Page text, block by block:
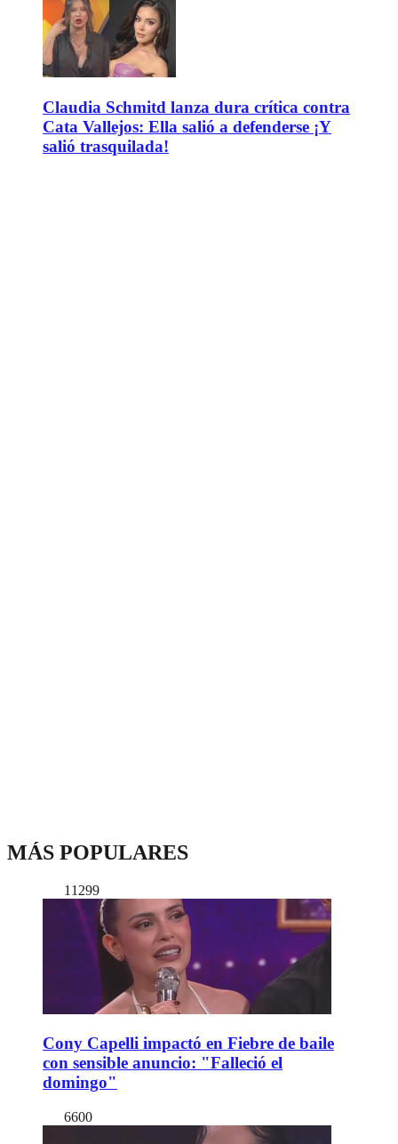
Claudia Schmitd lanza dura crítica contra
Cata Vallejos: Ella salió a defenderse ¡Y
salió trasquilada!
MÁS POPULARES
11299
Cony Capelli impactó en Fiebre de baile
con sensible anuncio: "Falleció el
domingo"
6600